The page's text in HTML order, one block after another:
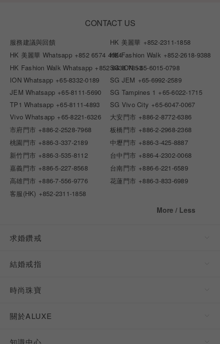
CONTACT US
服務建議與回饋 HK 美麗華 +852-2311-1858
HK 美麗華 Whatsapp +852 6574 4024HK Fashion Walk +852-2618-9388
HK Fashion Walk Whatsapp +852 6438 7853
SG ION +65-6015-0798
ION Whatsapp +65-8332-0189 SG JEM +65-6992-2589
JEM Whatsapp +65-8111-5690 SG Tampines 1 +65-6022-1715
TP1 Whatsapp +65-8111-4893 SG Vivo City +65-6047-0067
Vivo Whatsapp +65-8221-6326 大安門市 +886-2-8772-6386
市府門市 +886-2-2528-7968 板橋門市 +886-2-2968-2368
桃園門市 +886-3-337-2189 中壢門市 +886-3-425-8887
新竹門市 +886-3-535-8112 台中門市 +886-4-2302-0068
嘉義門市 +886-5-227-8568 台南門市 +886-6-221-6589
高雄門市 +886-7-556-9776 花蓮門市 +886-3-833-6989
客服(HK) +852-2311-1858
More / Less
求婚鑽戒
結婚戒指
時尚珠寶
關於ALUXE
知識中心